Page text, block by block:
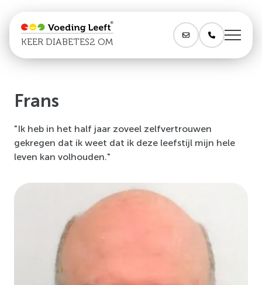
KEER DIABETES2 OM
Frans
"Ik heb in het half jaar zoveel zelfvertrouwen
gekregen dat ik weet dat ik deze leefstijl mijn hele
leven kan volhouden."